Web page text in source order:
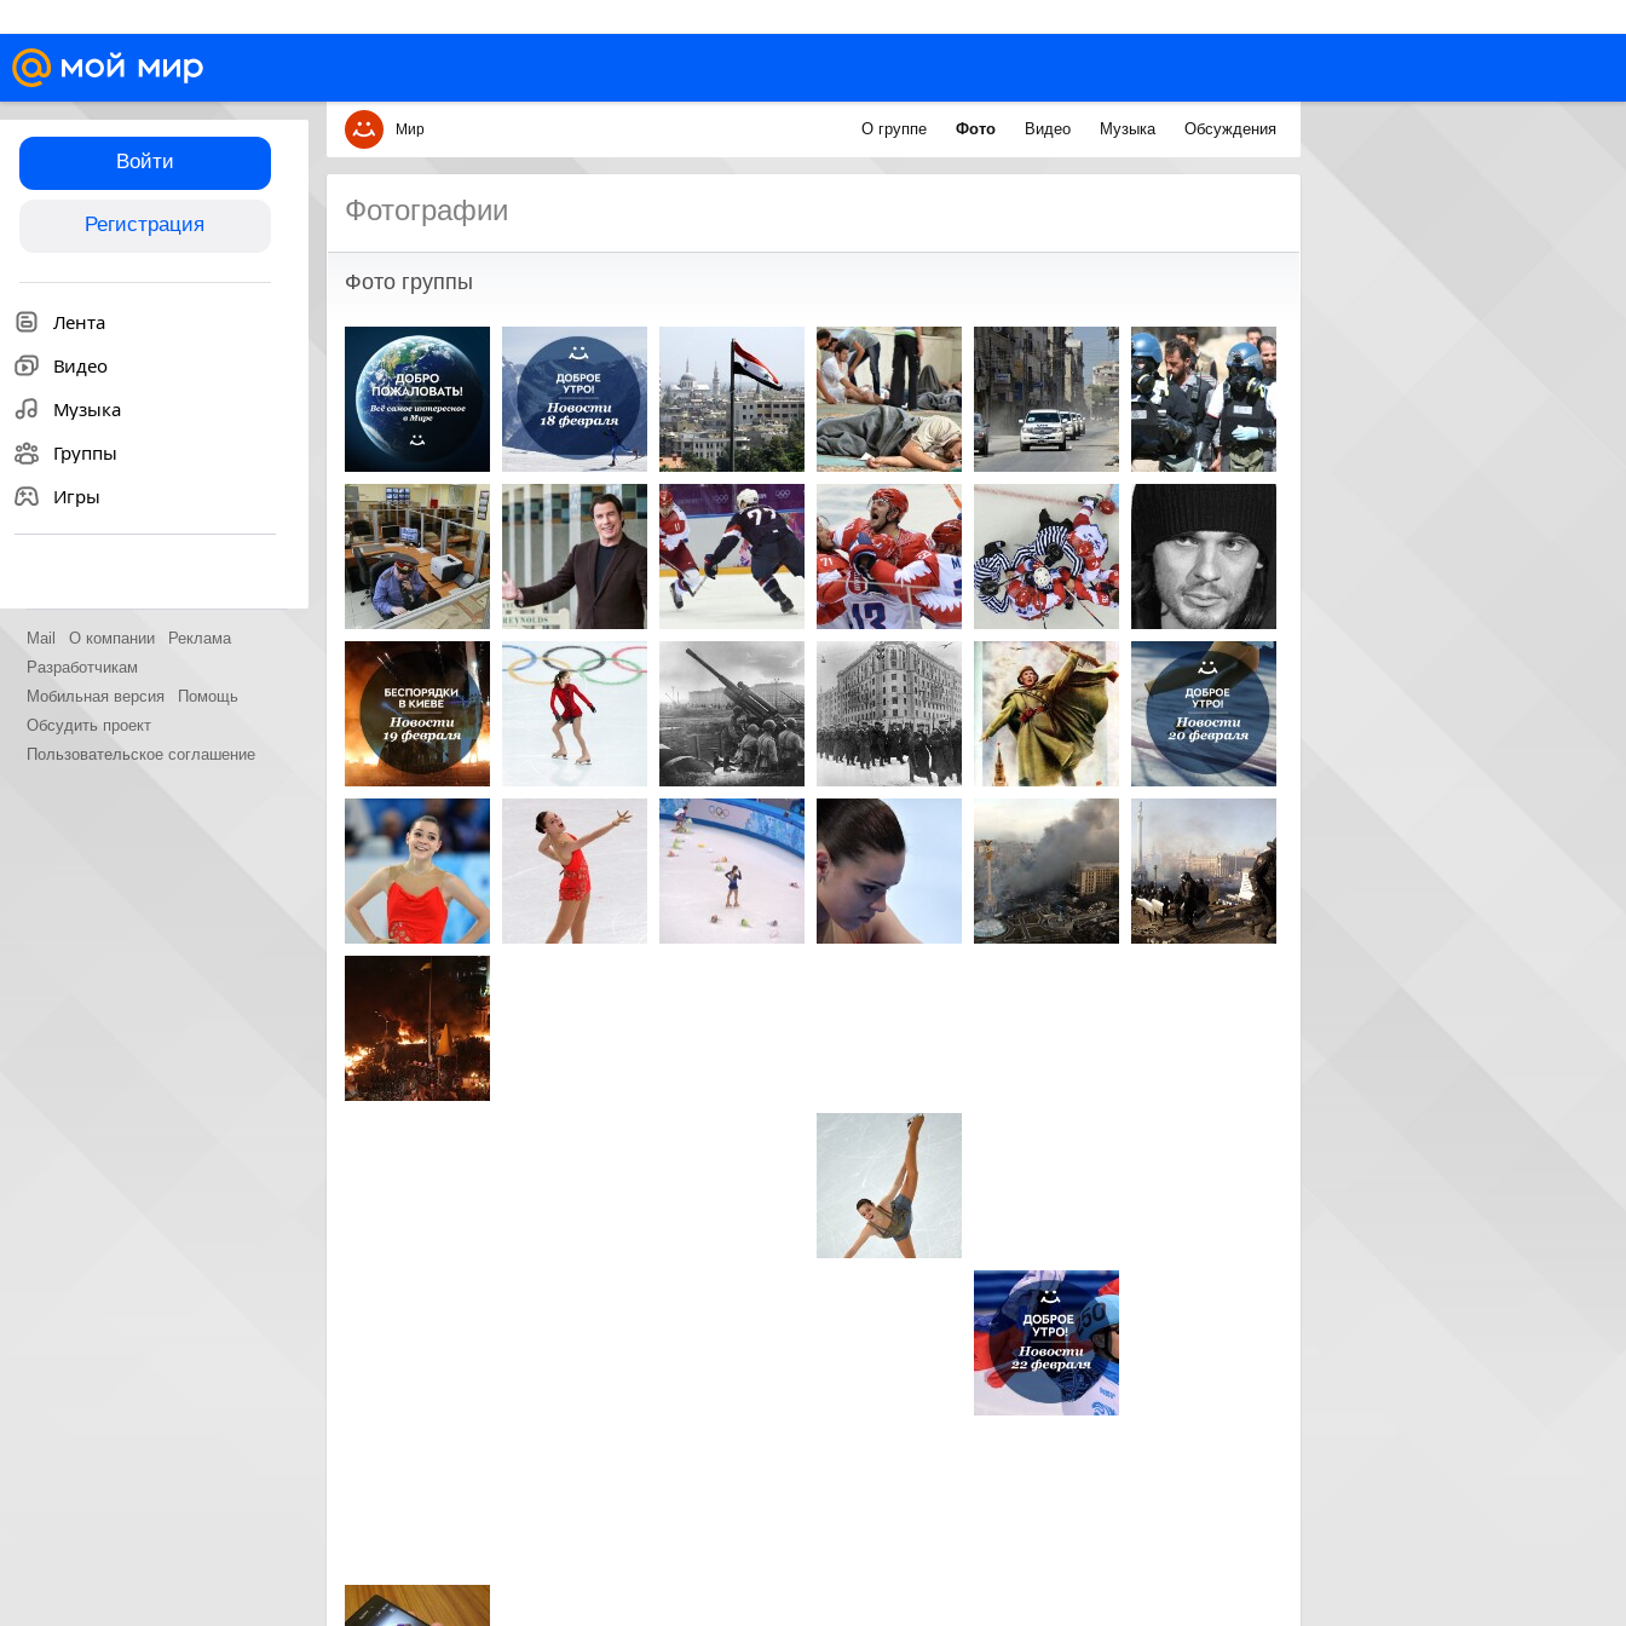
Войти
Регистрация
Лента
Видео
Музыка
Группы
Игры
Mail О компании
Реклама
Разработчикам
Мобильная версия
Помощь
Обсудить проект
Пользовательское соглашение
Мир О группе Фото Видео Музыка Обсуждения
Фотографии
Фото группы